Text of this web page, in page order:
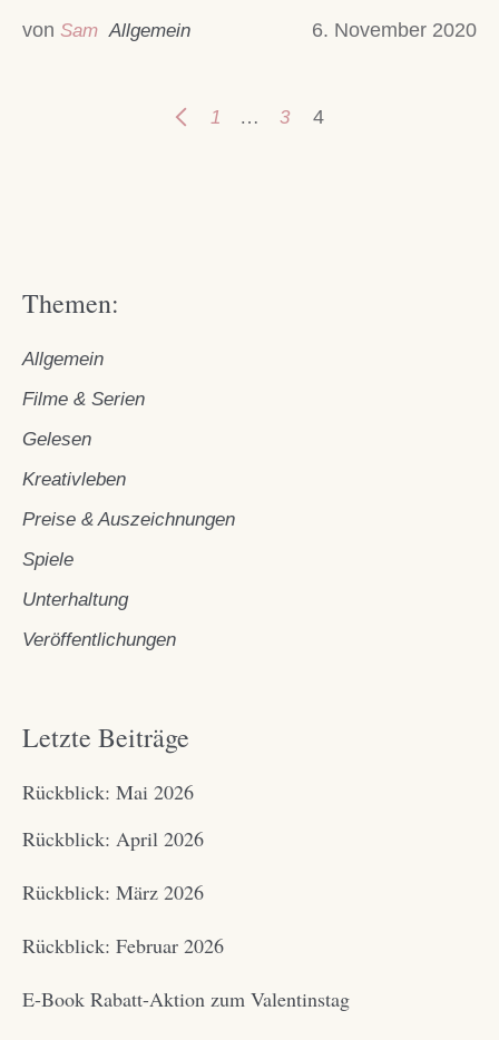
6. November 2020
von Sam Allgemein
1 … 3 4
Themen:
Allgemein
Filme & Serien
Gelesen
Kreativleben
Preise & Auszeichnungen
Spiele
Unterhaltung
Veröffentlichungen
Letzte Beiträge
Rückblick: Mai 2026
Rückblick: April 2026
Rückblick: März 2026
Rückblick: Februar 2026
E-Book Rabatt-Aktion zum Valentinstag